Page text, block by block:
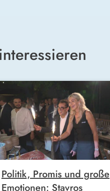
Politik, Promis und große
Emotionen: Stavros